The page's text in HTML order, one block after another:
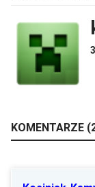
KOMENTARZE (